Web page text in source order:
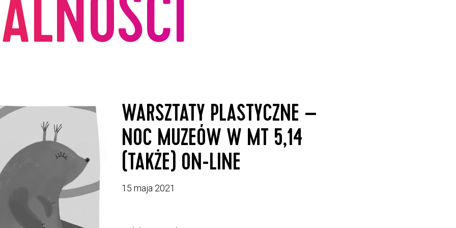
WARSZTATY PLASTYCZNE –
NOC MUZEÓW W MT 5,14
(TAKŻE) ON-LINE
15 maja 2021